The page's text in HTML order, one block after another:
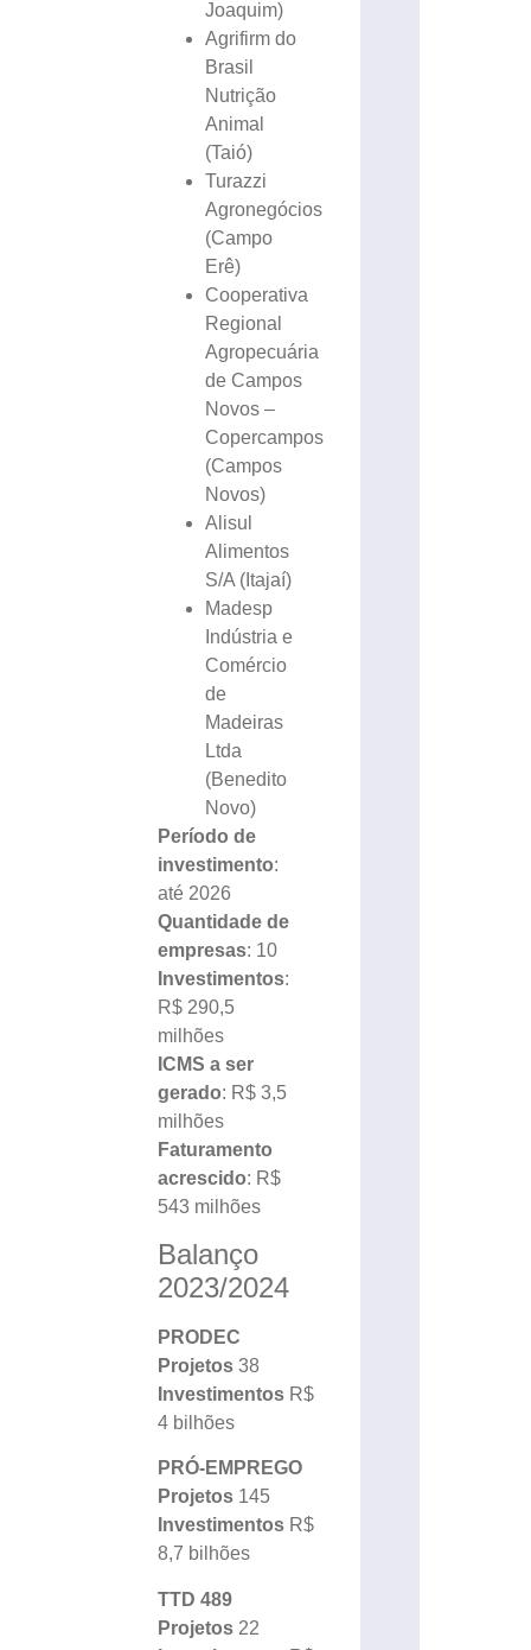
Joaquim)
Agrifirm do
Brasil
Nutrição
Animal
(Taió)
Turazzi
Agronegócios
(Campo
Erê)
Cooperativa
Regional
Agropecuária
de Campos
Novos –
Copercampos
(Campos
Novos)
Alisul
Alimentos
S/A (Itajaí)
Madesp
Indústria e
Comércio
de
Madeiras
Ltda
(Benedito
Novo)
Período de
investimento:
até 2026
Quantidade de
empresas: 10
Investimentos:
R$ 290,5
milhões
ICMS a ser
gerado: R$ 3,5
milhões
Faturamento
acrescido: R$
543 milhões
Balanço
2023/2024
PRODEC
Projetos 38
Investimentos R$
4 bilhões
PRÓ-EMPREGO
Projetos 145
Investimentos R$
8,7 bilhões
TTD 489
Projetos 22